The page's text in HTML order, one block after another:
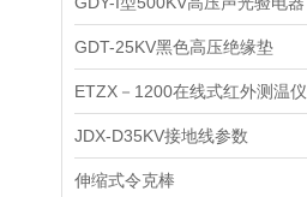
GDT-25KV黑色高压绝缘垫
ETZX－1200在线式红外测温仪
JDX-D35KV接地线参数
伸缩式令克棒